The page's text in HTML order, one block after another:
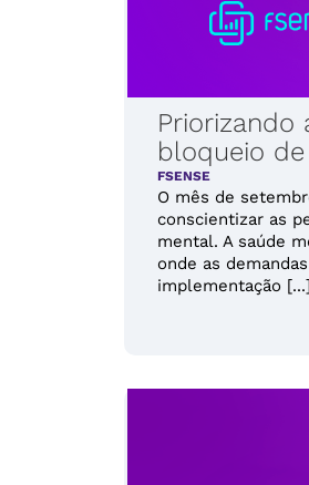
bloqueio
FSENSE
O mês de
conscientizar as
mental. A saúde
onde as
implementação [...]